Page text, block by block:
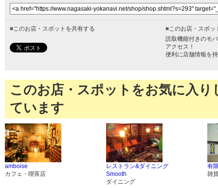
■このお店・スポットを共有する ■このお店・スポッ
読取機能付きのモ
アクセス！
便利に店舗情報を
このお店・スポットをお気に入
ています
amboise
カフェ・喫茶店
レストラン&ダイニング
Smooth
ダイニング
有
雑